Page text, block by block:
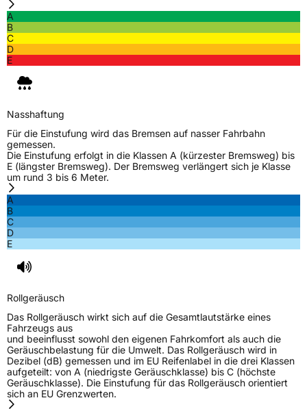
A
B
C
D
E
Nasshaftung
Für die Einstufung wird das Bremsen auf nasser Fahrbahn
gemessen.
Die Einstufung erfolgt in die Klassen A (kürzester Bremsweg) bis
E (längster Bremsweg). Der Bremsweg verlängert sich je Klasse
um rund 3 bis 6 Meter.
A
B
C
D
E
Rollgeräusch
Das Rollgeräusch wirkt sich auf die Gesamtlautstärke eines
Fahrzeugs aus
und beeinflusst sowohl den eigenen Fahrkomfort als auch die
Geräuschbelastung für die Umwelt. Das Rollgeräusch wird in
Dezibel (dB) gemessen und im EU Reifenlabel in die drei Klassen
aufgeteilt: von A (niedrigste Geräuschklasse) bis C (höchste
Geräuschklasse). Die Einstufung für das Rollgeräusch orientiert
sich an EU Grenzwerten.